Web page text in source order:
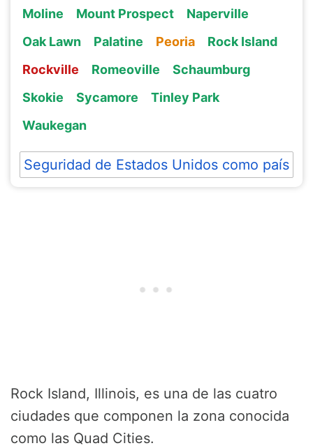
Moline
Mount Prospect
Naperville
Oak Lawn
Palatine Peoria
Rock Island
Rockville
Romeoville
Schaumburg
Skokie
Sycamore
Tinley Park
Waukegan
Seguridad de Estados Unidos como país
Rock Island, Illinois, es una de las cuatro
ciudades que componen la zona conocida
como las Quad Cities.